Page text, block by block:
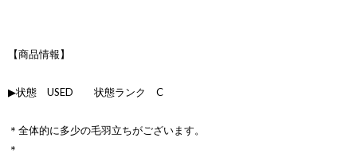
【商品情報】
▶状態 USED 状態ランク C
＊全体的に多少の毛羽立ちがございます。
＊